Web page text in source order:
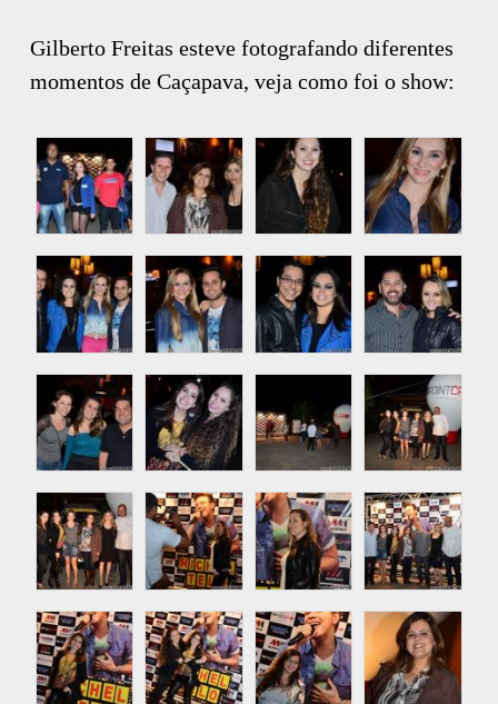
Gilberto Freitas esteve fotografando diferentes
momentos de Caçapava, veja como foi o show: